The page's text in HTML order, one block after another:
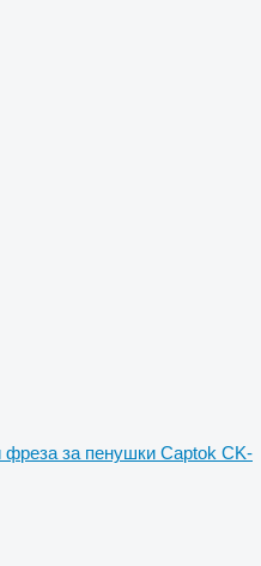
фреза за пенушки Captok CK-